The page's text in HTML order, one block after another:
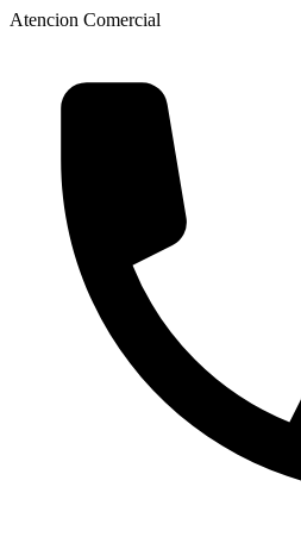
Atencion Comercial